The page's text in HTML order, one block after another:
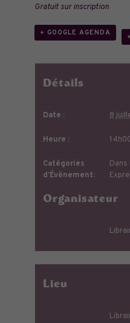
Gratuit sur inscription
+ GOOGLE AGENDA
Détails
Date : 8
Heure :
Catégories
d’Évènement:
Organisateur
Lieu